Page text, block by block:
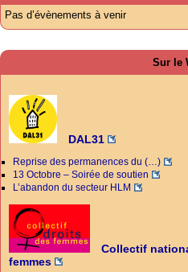
Pas d’évènements à venir
Sur le
DAL31
Reprise des permanences du (…)
13 Octobre – Soirée de soutien
L’abandon du secteur HLM
Collectif
femmes